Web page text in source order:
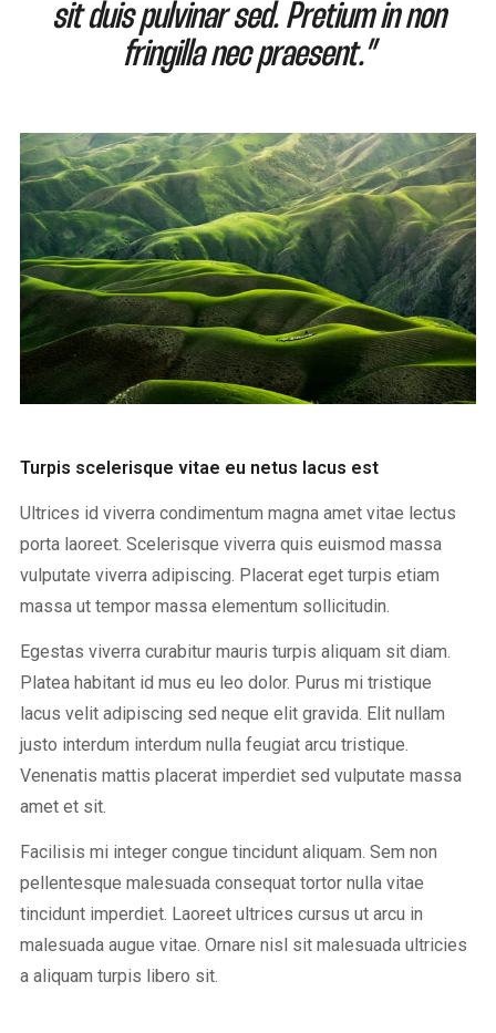
sit duis pulvinar sed. Pretium in non
fringilla nec praesent.”
Turpis scelerisque vitae eu netus lacus est
Ultrices id viverra condimentum magna amet vitae lectus
porta laoreet. Scelerisque viverra quis euismod massa
vulputate viverra adipiscing. Placerat eget turpis etiam
massa ut tempor massa elementum sollicitudin.
Egestas viverra curabitur mauris turpis aliquam sit diam.
Platea habitant id mus eu leo dolor. Purus mi tristique
lacus velit adipiscing sed neque elit gravida. Elit nullam
justo interdum interdum nulla feugiat arcu tristique.
Venenatis mattis placerat imperdiet sed vulputate massa
amet et sit.
Facilisis mi integer congue tincidunt aliquam. Sem non
pellentesque malesuada consequat tortor nulla vitae
tincidunt imperdiet. Laoreet ultrices cursus ut arcu in
malesuada augue vitae. Ornare nisl sit malesuada ultricies
a aliquam turpis libero sit.